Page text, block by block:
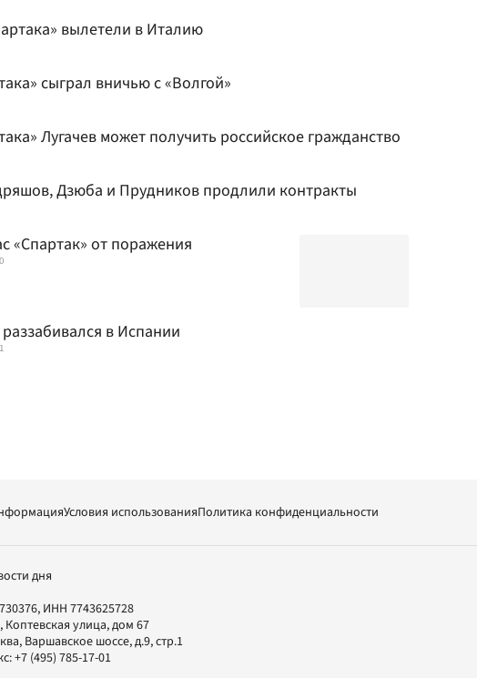
вылетели в Италию
сыграл вничью с «Волгой»
Лугачев может получить российское гражданство
Дзюба и Прудников продлили контракты
«Спартак» от поражения
в Испании
Условия использованияПолитика конфиденциальности
дня
ИНН 7743625728
Коптевская улица, дом 67
, Варшавское шоссе, д.9, стр.1
+7 (495) 785-17-01